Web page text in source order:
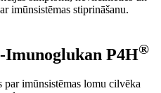
imūnsistēmas stiprināšanu.
P4H®
par imūnsistēmas lomu cilvēka